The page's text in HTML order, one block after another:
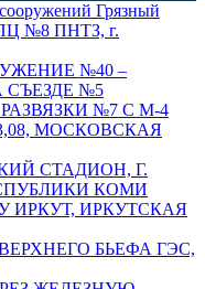
Грязный
№8 ПНТЗ, г.
№40 –
№5
№7 С М-4
МОСКОВСКАЯ
СТАДИОН, Г.
КОМИ
ИРКУТ, ИРКУТСКАЯ
БЬЕФА ГЭС,